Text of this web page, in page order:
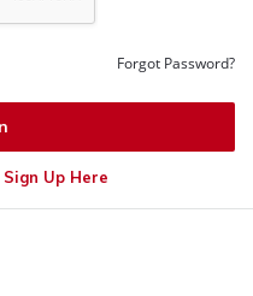
Forgot Password?
Sign Up Here